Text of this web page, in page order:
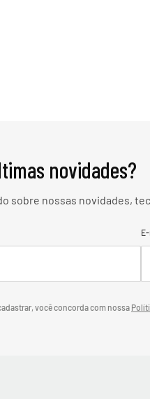
novidades?
sobre nossas novidades,
você concorda com nossa